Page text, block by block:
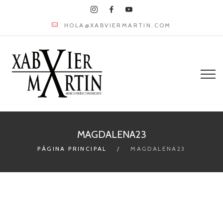
HOLA@XABVIERMARTIN.COM
MAGDALENA23
PÁGINA PRINCIPAL MAGDALENA23